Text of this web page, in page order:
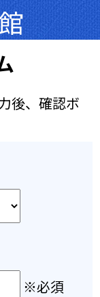
後、確認ボ
※必須